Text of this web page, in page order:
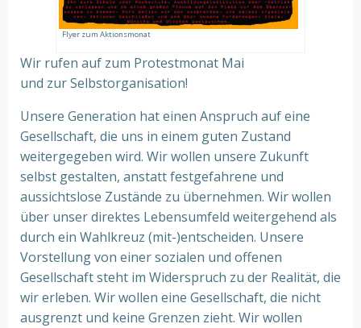
Flyer zum Aktionsmonat
Wir rufen auf zum Protestmonat Mai
und zur Selbstorganisation!
Unsere Generation hat einen Anspruch auf eine
Gesellschaft, die uns in einem guten Zustand
weitergegeben wird. Wir wollen unsere Zukunft
selbst gestalten, anstatt festgefahrene und
aussichtslose Zustände zu übernehmen. Wir wollen
über unser direktes Lebensumfeld weitergehend als
durch ein Wahlkreuz (mit-)entscheiden. Unsere
Vorstellung von einer sozialen und offenen
Gesellschaft steht im Widerspruch zu der Realität, die
wir erleben. Wir wollen eine Gesellschaft, die nicht
ausgrenzt und keine Grenzen zieht. Wir wollen